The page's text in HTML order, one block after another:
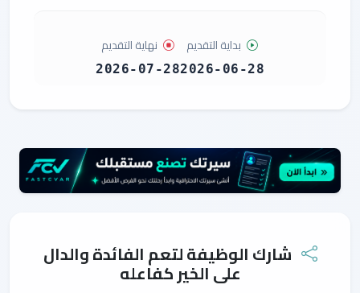
بداية التقديم
2026-06-28
نهاية التقديم
2026-07-28
شارك الوظيفة لتعم الفائدة والدال
على الخير كفاعله